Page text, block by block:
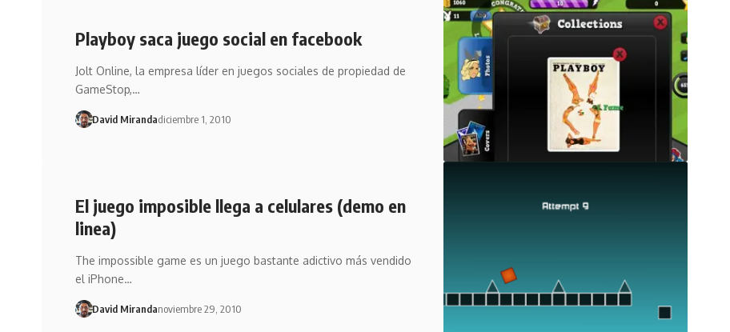
Playboy saca juego social en facebook
Jolt Online, la empresa líder en juegos sociales de propiedad de
GameStop,…
David Mirandadiciembre 1, 2010
El juego imposible llega a celulares (demo en
linea)
The impossible game es un juego bastante adictivo más vendido
el iPhone…
David Mirandanoviembre 29, 2010